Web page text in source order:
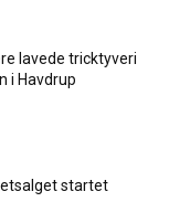
lavede tricktyveri
i Havdrup
startet